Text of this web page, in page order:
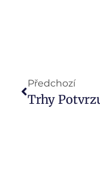
Předchozí